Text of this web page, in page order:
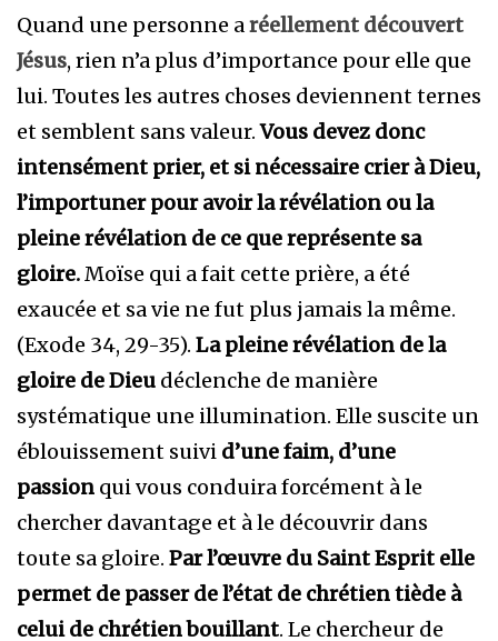
Quand une personne aréellement découvert
Jésus, rien n’a plus d’importance pour elle que
lui. Toutes les autres choses deviennent ternes
et semblent sans valeur.Vous devez donc
intensément prier, et si nécessaire crier à Dieu,
l’importuner pour avoir la révélation ou la
pleine révélation de ce que représente sa
gloire.Moïse qui a fait cette prière, a été
exaucée et sa vie ne fut plus jamais la même.
(Exode 34, 29-35). La pleine révélation de la
gloire de Dieu déclenche de manière
systématique une illumination. Elle suscite un
éblouissement suivi d’une faim, d’une
passion qui vous conduira forcément à le
chercher davantage et à le découvrir dans
toute sa gloire. Par l’œuvre du Saint Esprit elle
permet de passer de l’état de chrétien tiède à
celui de chrétien bouillant. Le chercheur de